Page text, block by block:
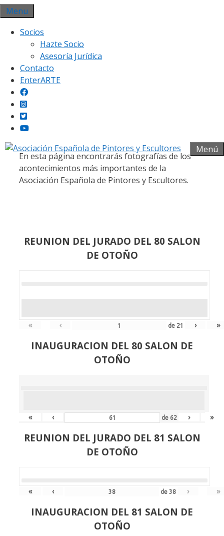
Saltar
al
contenido
Menu
Socios
Hazte Socio
Asesoría Jurídica
Contacto
EnterARTE
Menú
Galería fotográfica
En esta página encontrarás fotografías de los
acontecimientos más importantes de la
Asociación Española de Pintores y Escultores.
REUNION DEL JURADO DEL 80 SALON
DE OTOÑO
« ‹ de 21 › »
INAUGURACION DEL 80 SALON DE
OTOÑO
« ‹ de 62 › »
REUNION DEL JURADO DEL 81 SALON
DE OTOÑO
« ‹ de38 › »
INAUGURACION DEL 81 SALON DE
OTOÑO